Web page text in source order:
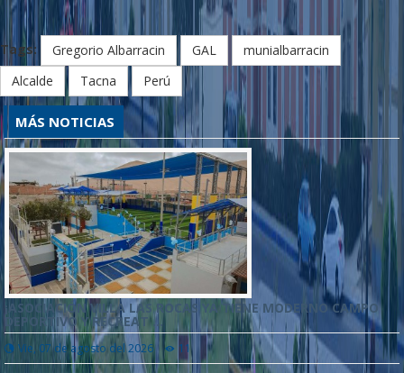
Tags: Gregorio Albarracin GAL
munialbarracin
Alcalde
Tacna Perú
MÁS NOTICIAS
¡ASOCIACIÓN VILLA LAS ROCAS YA TIENE MODERNO CAMPO
DEPORTIVO Y RECREAT ...
Vie, 07 de agosto del 2026 11